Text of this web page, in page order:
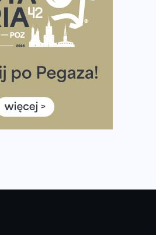
które warto włączyć do
się na weekend z
Powstania Warszawskiego.
uczestników
– praktyczny